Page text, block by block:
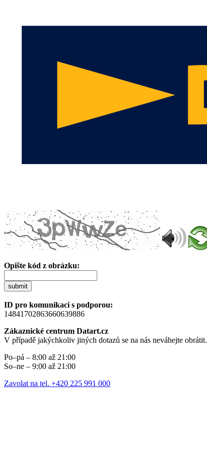
Opište kód z obrázku:
submit
ID pro komunikaci s podporou:
14841702863660639886
Zákaznické centrum Datart.cz
V případě jakýchkoliv jiných dotazů se na nás neváhejte obrátit.
Po–pá – 8:00 až 21:00
So–ne – 9:00 až 21:00
Zavolat na tel. +420 225 991 000